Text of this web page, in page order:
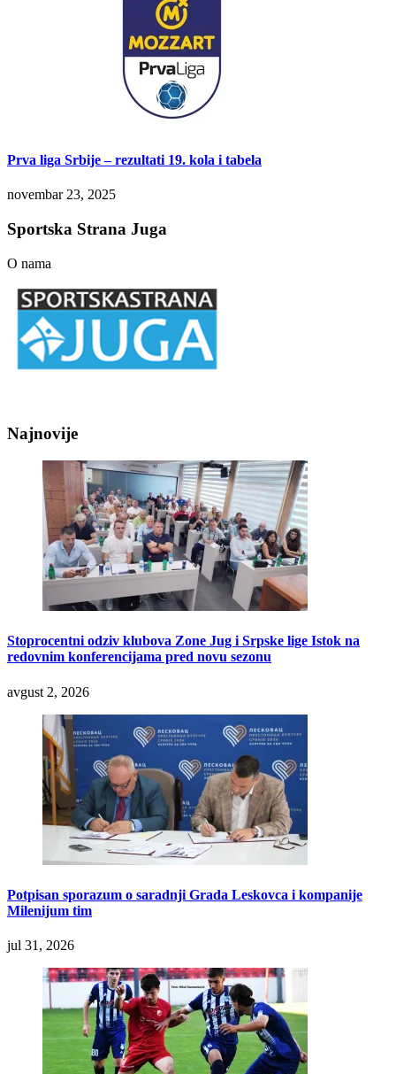
Prva liga Srbije – rezultati 19. kola i tabela
novembar 23, 2025
Sportska Strana Juga
O nama
Najnovije
Stoprocentni odziv klubova Zone Jug i Srpske lige Istok na
redovnim konferencijama pred novu sezonu
avgust 2, 2026
Potpisan sporazum o saradnji Grada Leskovca i kompanije
Milenijum tim
jul 31, 2026